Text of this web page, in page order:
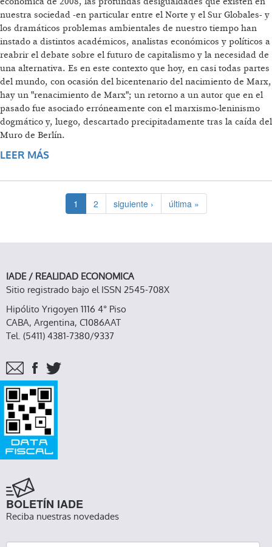
nuestra sociedad -en particular entre el Norte y el Sur Globales- y
los dramáticos problemas ambientales de nuestro tiempo han
instado a distintos académicos, analistas económicos y políticos a
reabrir el debate sobre el futuro de capitalismo y la necesidad de
una alternativa. Es en este contexto que hoy, en casi todas partes
del mundo, con ocasión del bicentenario del nacimiento de Marx,
hay un "renacimiento de Marx"; un retorno a un autor que en el
pasado fue asociado erróneamente con el marxismo-leninismo
dogmático y, luego, descartado precipitadamente tras la caída del
Muro de Berlín.
LEER MÁS
1 2 siguiente › última »
IADE / REALIDAD ECONOMICA
Sitio registrado bajo el ISSN 2545-708X
Hipólito Yrigoyen 1116 4° Piso
CABA, Argentina, C1086AAT
Tel. (5411) 4381-7380/9337
BOLETÍN IADE
Reciba nuestras novedades